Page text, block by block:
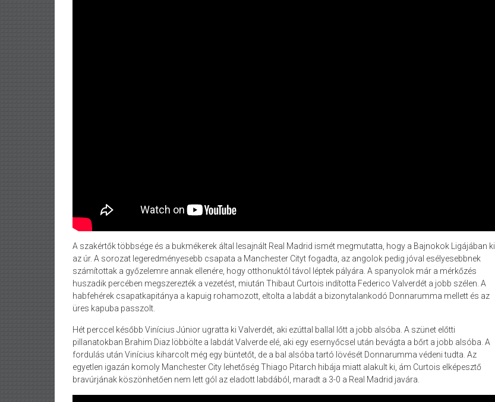
A szakértők többsége és a bukmékerek által lesajnált Real Madrid ismét megmutatta, hogy a Bajnokok Ligájában ki
az úr. A sorozat legeredményesebb csapata a Manchester Cityt fogadta, az angolok pedig jóval esélyesebbnek
számítottak a győzelemre annak ellenére, hogy otthonuktól távol léptek pályára. A spanyolok már a mérkőzés
huszadik percében megszerezték a vezetést, miután Thibaut Curtois indította Federico Valverdét a jobb szélen. A
habfehérek csapatkapitánya a kapuig rohamozott, eltolta a labdát a bizonytalankodó Donnarumma mellett és az
üres kapuba passzolt.
Hét perccel később Vinícius Júnior ugratta ki Valverdét, aki ezúttal ballal lőtt a jobb alsóba. A szünet előtti
pillanatokban Brahim Diaz löbbölte a labdát Valverde elé, aki egy esernyőcsel után bevágta a bőrt a jobb alsóba. A
fordulás után Vinícius kiharcolt még egy büntetőt, de a bal alsóba tartó lövését Donnarumma védeni tudta. Az
egyetlen igazán komoly Manchester City lehetőség Thiago Pitarch hibája miatt alakult ki, ám Curtois elképesztő
bravúrjának köszönhetően nem lett gól az eladott labdából, maradt a 3-0 a Real Madrid javára.